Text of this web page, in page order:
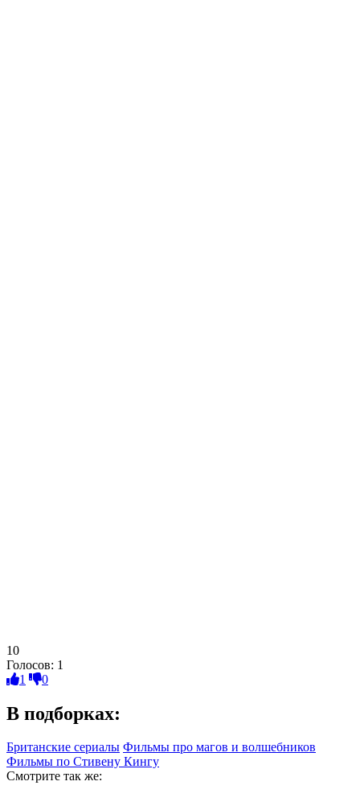
10
Голосов: 1
1
0
В подборках:
Британские сериалы Фильмы про магов и волшебников
Фильмы по Стивену Кингу
Смотрите так же: